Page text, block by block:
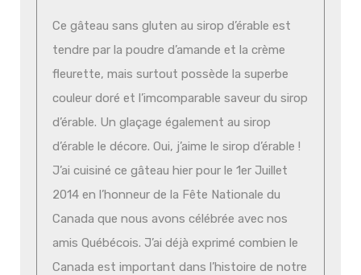
Ce gâteau sans gluten au sirop d’érable est
tendre par la poudre d’amande et la crème
fleurette, mais surtout possède la superbe
couleur doré et l’imcomparable saveur du sirop
d’érable. Un glaçage également au sirop
d’érable le décore. Oui, j’aime le sirop d’érable !
J’ai cuisiné ce gâteau hier pour le 1er Juillet
2014 en l’honneur de la Fête Nationale du
Canada que nous avons célébrée avec nos
amis Québécois. J’ai déjà exprimé combien le
Canada est important dans l’histoire de notre